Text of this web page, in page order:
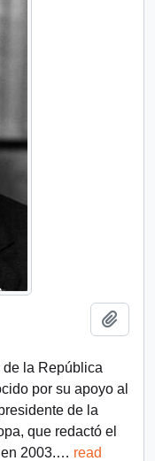
de la República
por su apoyo al
de la
que redactó el
2003.… read